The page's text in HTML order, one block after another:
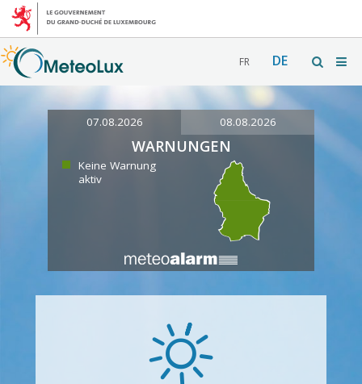
FR DE
07.08.2026 08.08.2026
WARNUNGEN
Keine Warnung
aktiv